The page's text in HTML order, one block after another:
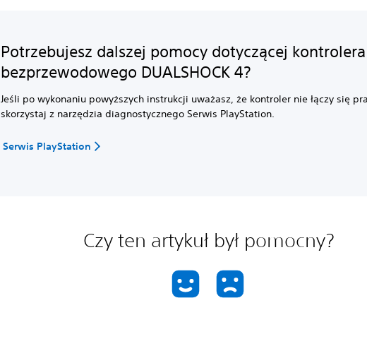
Potrzebujesz dalszej pomocy dotyczącej kontrolera
bezprzewodowego DUALSHOCK 4?
Jeśli po wykonaniu powyższych instrukcji uważasz, że kontroler nie łączy się
skorzystaj z narzędzia diagnostycznego Serwis PlayStation.
Serwis PlayStation
Czy ten artykuł był pomocny?